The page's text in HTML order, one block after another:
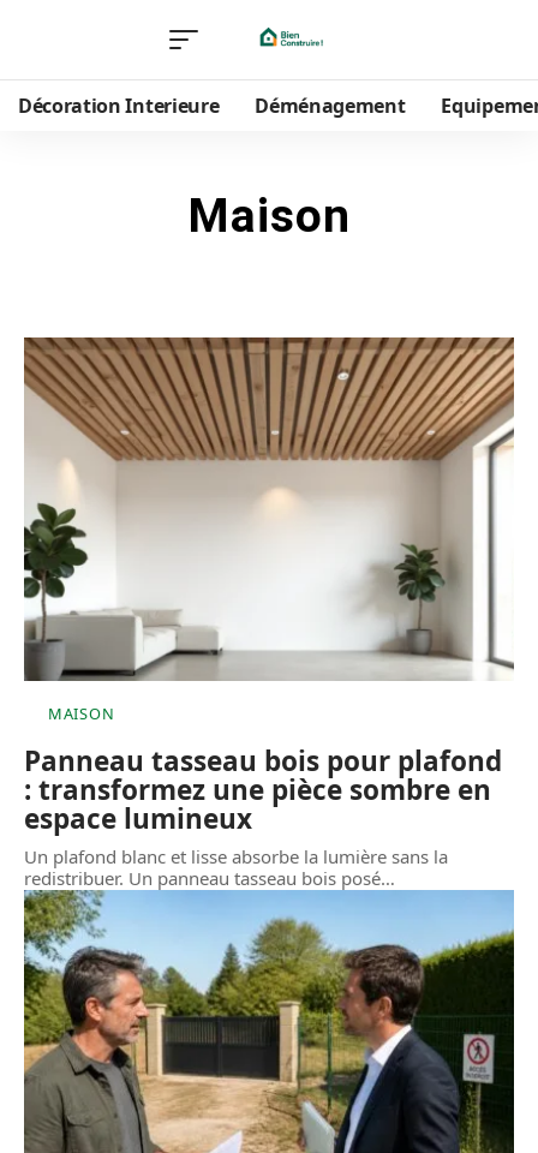
Décoration Interieure Déménagement
Maison
MAISON
Panneau tasseau bois pour plafond
: transformez une pièce sombre en
espace lumineux
Un plafond blanc et lisse absorbe la lumière sans la
redistribuer. Un panneau tasseau bois posé…